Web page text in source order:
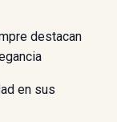
destacan
en sus